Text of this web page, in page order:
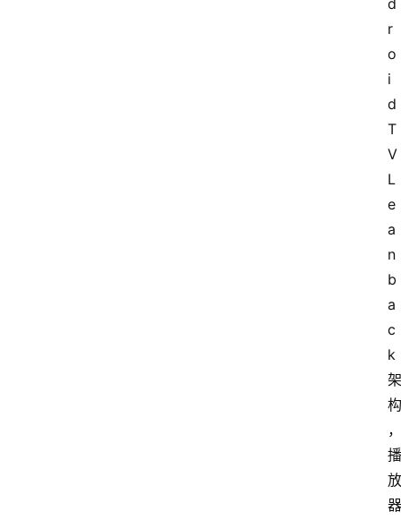
d
r
o
i
d
T
V
L
e
a
n
b
a
c
k
架
构
，
播
放
器